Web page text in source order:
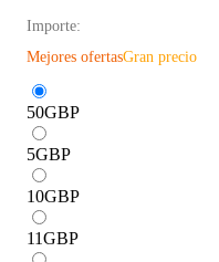
Importe:
Mejores ofertasGran precio
50GBP
5GBP
10GBP
11GBP